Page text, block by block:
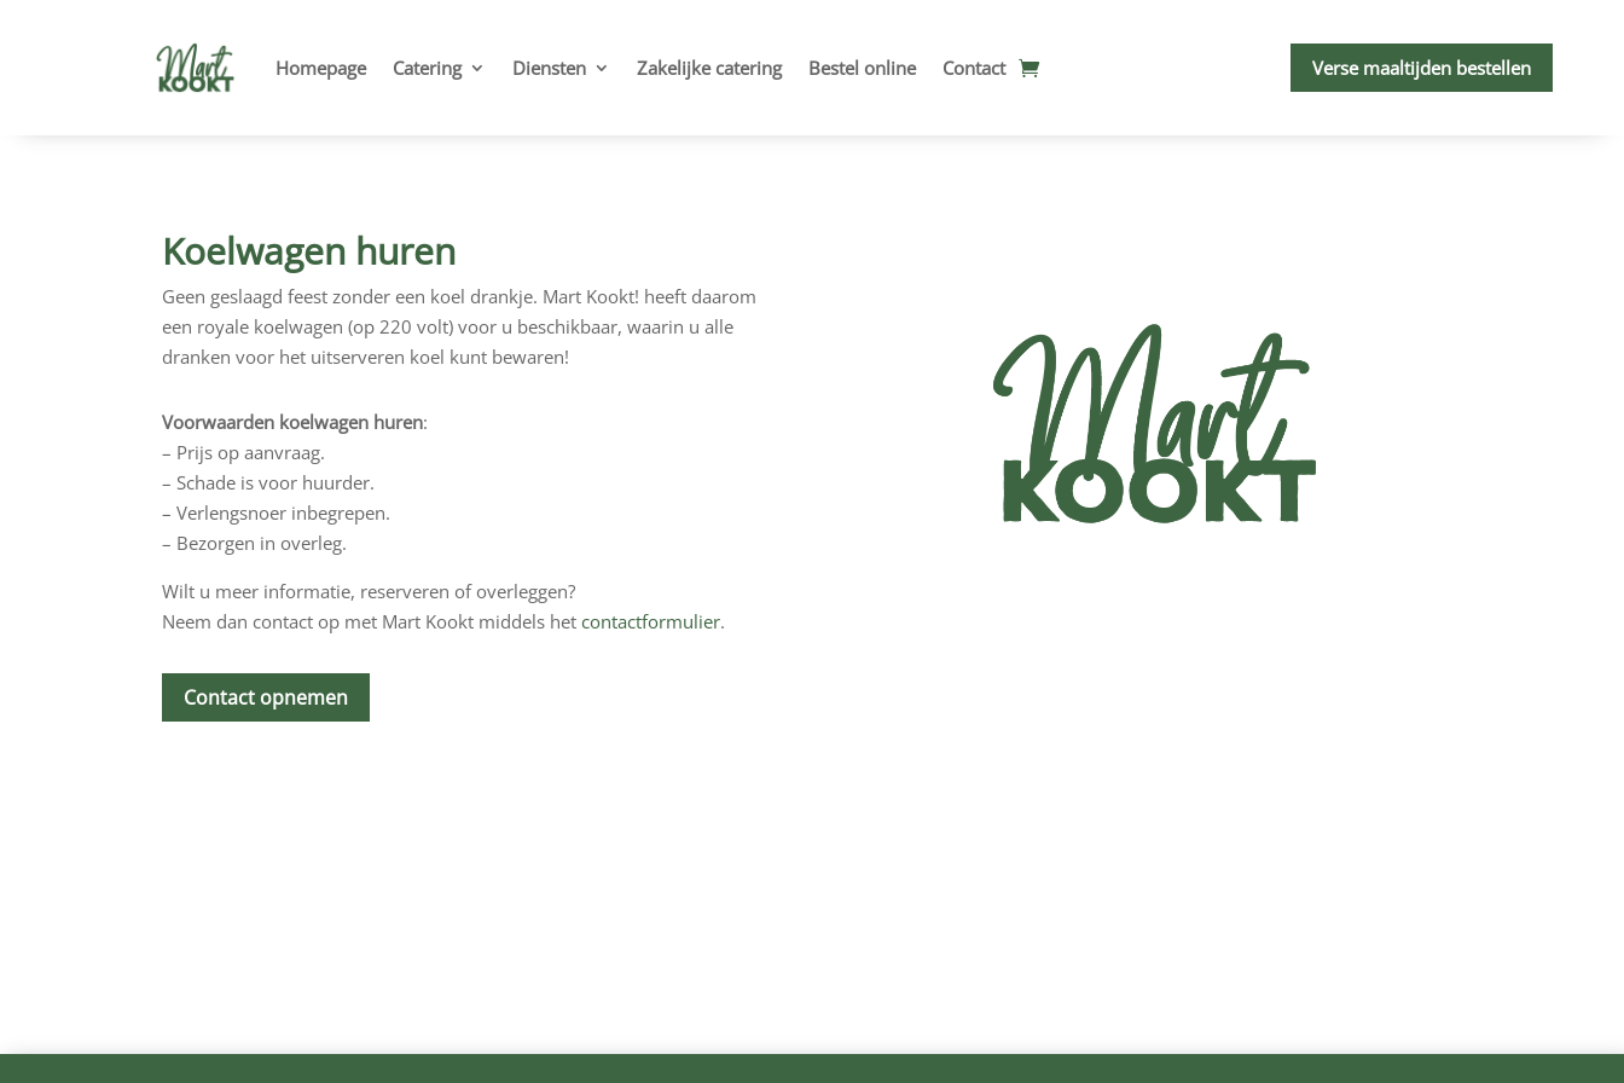
Homepage Catering Diensten Zakelijke catering Bestel online Contact Verse maaltijden bestellen
Koelwagen huren
Geen geslaagd feest zonder een koel drankje. Mart Kookt! heeft daarom
een royale koelwagen (op 220 volt) voor u beschikbaar, waarin u alle
dranken voor het uitserveren koel kunt bewaren!
Voorwaarden koelwagen huren:
– Prijs op aanvraag.
– Schade is voor huurder.
– Verlengsnoer inbegrepen.
– Bezorgen in overleg.
Wilt u meer informatie, reserveren of overleggen?
Neem dan contact op met Mart Kookt middels hetcontactformulier.
Contact opnemen